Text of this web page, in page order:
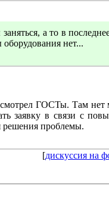
а то в
нет...
ГОСТы. Там нет
заявку в связи с
решения проблемы.
[дискуссия на